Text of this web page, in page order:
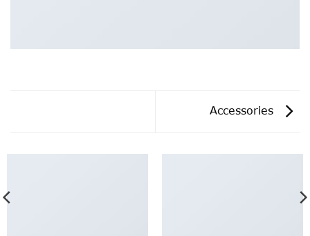
Accessories